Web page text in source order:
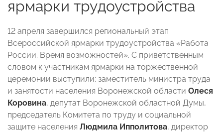
ярмарки трудоустройства
12 апреля завершился региональный этап
Всероссийской ярмарки трудоустройства «Работа
России. Время возможностей». С приветственным
словом к участникам ярмарки на торжественной
церемонии выступили: заместитель министра труда
и занятости населения Воронежской области Олеся
Коровина, депутат Воронежской областной Думы,
председатель Комитета по труду и социальной
защите населения Людмила Ипполитова, директор